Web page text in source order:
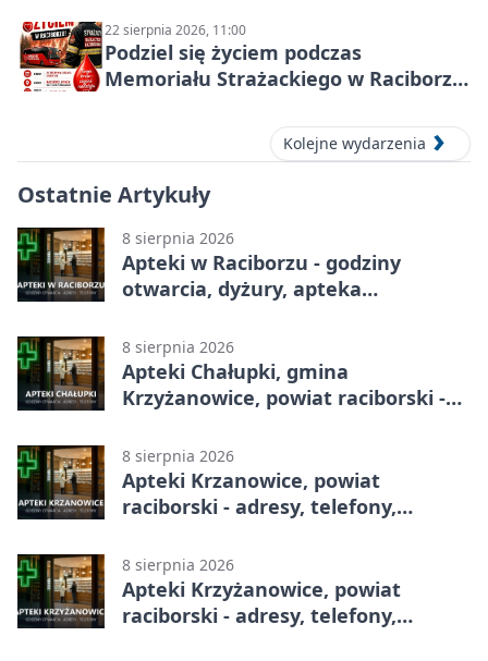
22 sierpnia 2026, 11:00
Podziel się życiem podczas
Memoriału Strażackiego w Raciborzu
Kolejne wydarzenia
Ostatnie Artykuły
8 sierpnia 2026
Apteki w Raciborzu - godziny
otwarcia, dyżury, apteka
8 sierpnia 2026
Apteki Chałupki, gmina
Krzyżanowice, powiat raciborski -
8 sierpnia 2026
Apteki Krzanowice, powiat
raciborski - adresy, telefony,
8 sierpnia 2026
Apteki Krzyżanowice, powiat
raciborski - adresy, telefony,